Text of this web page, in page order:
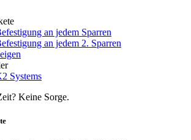
an jedem Sparren
an jedem 2. Sparren
Systems
Keine Sorge.